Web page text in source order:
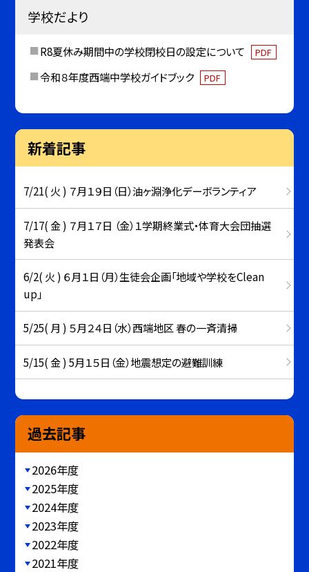
学校だより
R8夏休み期間中の学校閉校日の設定について PDF
令和８年度西端中学校ガイドブック PDF
新着記事
7/21( 火 ) ７月１９日（日）油ヶ淵浄化デーボランティア
7/17( 金 ) ７月１７日 （金）１学期終業式・体育大会団抽選
発表会
6/2( 火 ) ６月１日（月）生徒会企画「地域や学校をClean
up」
5/25( 月 ) ５月２４日（水）西端地区 春の一斉清掃
5/15( 金 ) 5月１５日（金）地震想定の避難訓練
過去記事
2026年度
2025年度
2024年度
2023年度
2022年度
2021年度